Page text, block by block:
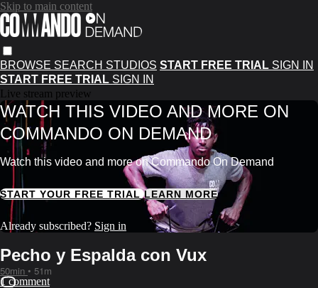
Skip to main content
BROWSE SEARCH STUDIOS START FREE TRIAL SIGN IN
START FREE TRIAL SIGN IN
Live stream preview
WATCH THIS VIDEO AND MORE ON
COMMANDO ON DEMAND
Watch this video and more on Commando On Demand
START YOUR FREE TRIALLEARN MORE
Already subscribed? Sign in
Pecho y Espalda con Vux
50min • 51m
1 comment